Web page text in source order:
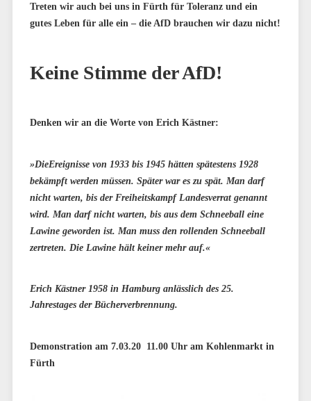
Treten wir auch bei uns in Fürth für Toleranz und ein
gutes Leben für alle ein – die AfD brauchen wir dazu nicht!
Keine Stimme der AfD!
Denken wir an die Worte von Erich Kästner:
»DieEreignisse von 1933 bis 1945 hätten spätestens 1928
bekämpft werden müssen. Später war es zu spät. Man darf
nicht warten, bis der Freiheitskampf Landesverrat genannt
wird. Man darf nicht warten, bis aus dem Schneeball eine
Lawine geworden ist. Man muss den rollenden Schneeball
zertreten. Die Lawine hält keiner mehr auf.«
Erich Kästner 1958 in Hamburg anlässlich des 25.
Jahrestages der Bücherverbrennung.
Demonstration am 7.03.20 11.00 Uhr am Kohlenmarkt in
Fürth